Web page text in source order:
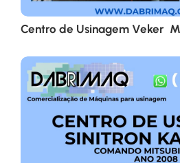
Centro de Usinagem Veker